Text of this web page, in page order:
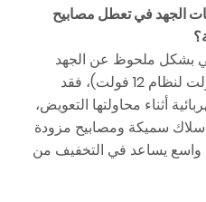
الجهد في تعطل مصابيح
بشكل ملحوظ عن الجهد
المطلوب (مثلاً، أقل من 10 فولت لنظام 12 فولت)، فقد
أثناء محاولتها التعويض،
سميكة ومصابيح مزودة
واسع يساعد في التخفيف من